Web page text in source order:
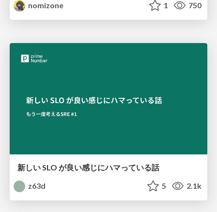
nomizone
1 750
新しい SLO が良い感じにハマっている話
z63d
5 2.1k